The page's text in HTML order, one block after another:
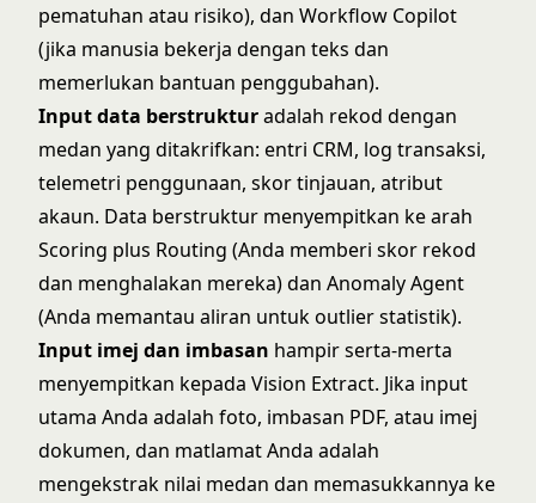
pematuhan atau risiko), dan Workflow Copilot
(jika manusia bekerja dengan teks dan
memerlukan bantuan penggubahan).
Input data berstrukturadalah rekod dengan
medan yang ditakrifkan: entri CRM, log transaksi,
telemetri penggunaan, skor tinjauan, atribut
akaun. Data berstruktur menyempitkan ke arah
Scoring plus Routing (Anda memberi skor rekod
dan menghalakan mereka) dan Anomaly Agent
(Anda memantau aliran untuk outlier statistik).
Input imej dan imbasan hampir serta-merta
menyempitkan kepada Vision Extract. Jika input
utama Anda adalah foto, imbasan PDF, atau imej
dokumen, dan matlamat Anda adalah
mengekstrak nilai medan dan memasukkannya ke